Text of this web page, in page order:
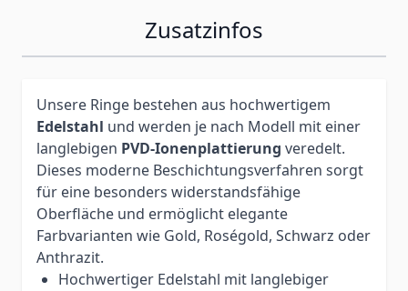
Zusatzinfos
Unsere Ringe bestehen aus hochwertigem
Edelstahl und werden je nach Modell mit einer
langlebigen PVD-Ionenplattierung veredelt.
Dieses moderne Beschichtungsverfahren sorgt
für eine besonders widerstandsfähige
Oberfläche und ermöglicht elegante
Farbvarianten wie Gold, Roségold, Schwarz oder
Anthrazit.
Hochwertiger Edelstahl mit langlebiger